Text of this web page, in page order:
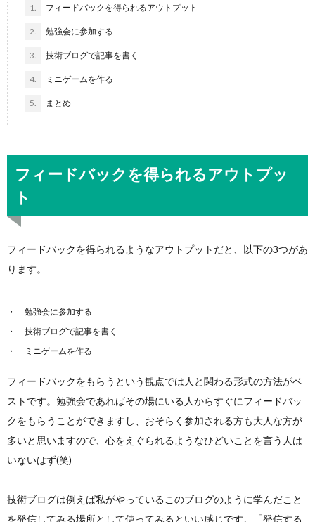
1. フィードバックを得られるアウトプット
2. 勉強会に参加する
3. 技術ブログで記事を書く
4. ミニゲームを作る
5. まとめ
フィードバックを得られるアウトプッ
ト
フィードバックを得られるようなアウトプットだと、以下の3つがあ
ります。
勉強会に参加する
技術ブログで記事を書く
ミニゲームを作る
フィードバックをもらうという観点では人と関わる形式の方法がベ
ストです。勉強会であればその場にいる人からすぐにフィードバッ
クをもらうことができますし、おそらく参加される方も大人な方が
多いと思いますので、心をえぐられるようなひどいことを言う人は
いないはず(笑)
技術ブログは例えば私がやっているこのブログのように学んだこと
を発信してみる場所として使ってみるといい感じです。「発信する